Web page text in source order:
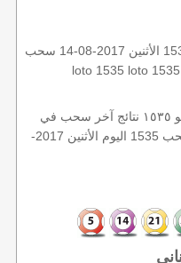
نتائج سحب اللوتو اللبناني 1535 الأثنين 2017-08-14 سحب zeed زيد
اللوتو اللبناني اليوم الأثنين ، نتيجة اللوتو ١٥٣٥ نتائج آخر سحب في
اللوتو اللبناني، أي نتائج اللوتو رقم السحب 1535 اليوم الأثنين 2017-